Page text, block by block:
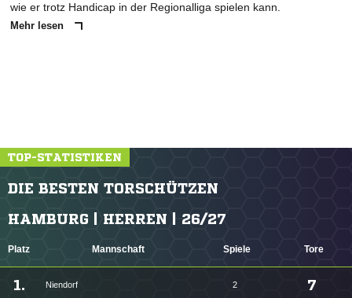
wie er trotz Handicap in der Regionalliga spielen kann.
Mehr lesen
TOP-STATISTIKEN
DIE BESTEN TORSCHÜTZEN
HAMBURG | HERREN | 26/27
Platz Mannschaft Spiele Tore
1. Niendorf 2 7